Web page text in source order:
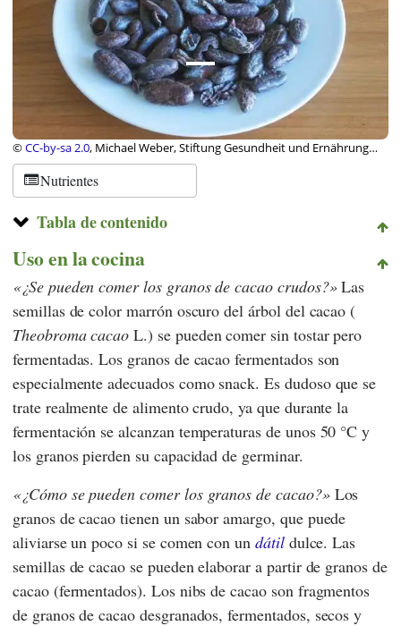
©CC-by-sa 2.0, Michael Weber, Stiftung Gesundheit und Ernährung
Schweiz
Nutrientes
Tabla de contenido
Uso en la cocina
¿Se pueden comer los granos de cacao crudos? Las
semillas de color marrón oscuro del árbol del cacao (
Theobroma cacao L.) se pueden comer sin tostar pero
fermentadas. Los granos de cacao fermentados son
especialmente adecuados como snack. Es dudoso que se
trate realmente de alimento crudo, ya que durante la
fermentación se alcanzan temperaturas de unos 50 °C y
los granos pierden su capacidad de germinar.
¿Cómo se pueden comer los granos de cacao? Los
granos de cacao tienen un sabor amargo, que puede
aliviarse un poco si se comen con undátildulce. Las
semillas de cacao se pueden elaborar a partir de granos de
cacao (fermentados). Los nibs de cacao son fragmentos
de granos de cacao desgranados, fermentados, secos y